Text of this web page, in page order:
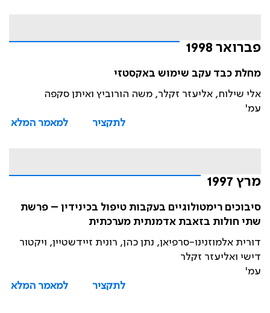
פברואר 1998
מחלת כבד עקב שימוש באקסטזי
אלי שילוח, אליעזר זקלר, משה הורוביץ ואיתן סקפה
עמ'
לתקציר
למאמר המלא
מרץ 1997
סיבוכים רימטולוגיים בעקבות טיפול בכינידין – פרשת
שתי חולות בזאבת אדמנתית מערכתית
דורית אלמוזנינו-סרפיאן, נתן כהן, רונית זיידשטיין, ויקטור
דישי ואליעזר זקלר
עמ'
לתקציר
למאמר המלא